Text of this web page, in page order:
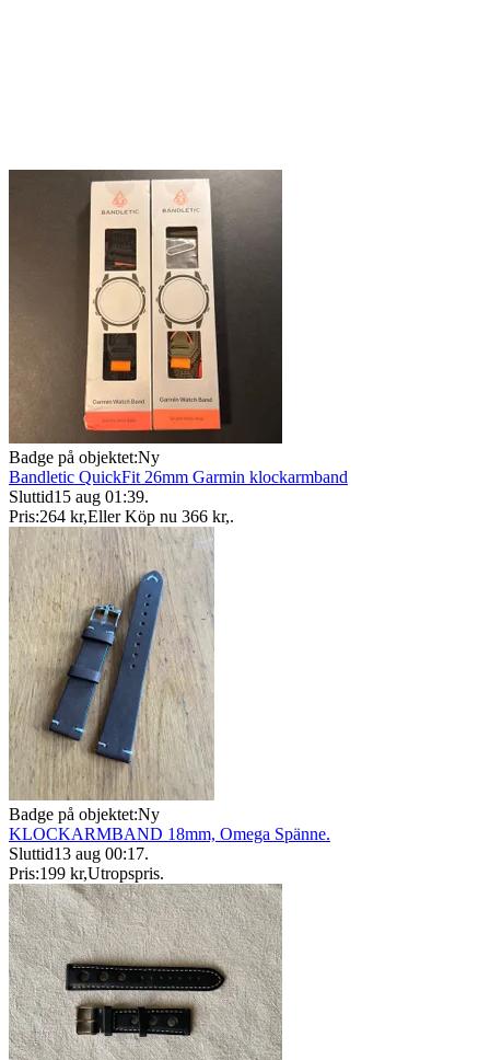
Badge på objektet:Ny
Bandletic QuickFit 26mm Garmin klockarmband
Sluttid15 aug 01:39.
Pris:264 kr,Eller Köp nu 366 kr,.
Badge på objektet:Ny
KLOCKARMBAND 18mm, Omega Spänne.
Sluttid13 aug 00:17.
Pris:199 kr,Utropspris.